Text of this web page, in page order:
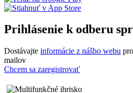
Prihlásenie k odberu
Dostávajte informácie z nášho webu
mailov
Chcem sa zaregistrovať